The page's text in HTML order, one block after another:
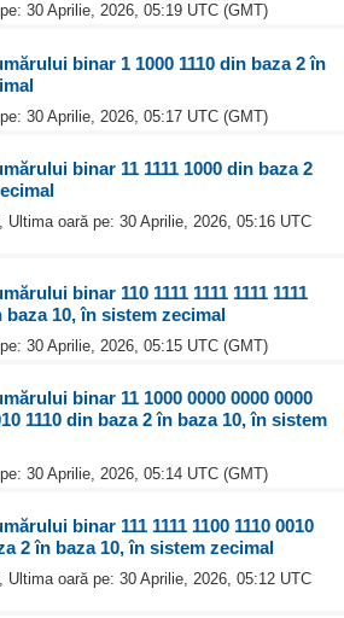
30 Aprilie, 2026, 05:19 UTC (GMT)
binar 1 1000 1110 din baza 2 în
30 Aprilie, 2026, 05:17 UTC (GMT)
binar 11 1111 1000 din baza 2
oară pe: 30 Aprilie, 2026, 05:16 UTC
binar 110 1111 1111 1111 1111
baza 10, în sistem zecimal
30 Aprilie, 2026, 05:15 UTC (GMT)
binar 11 1000 0000 0000 0000
1110 din baza 2 în baza 10, în sistem
30 Aprilie, 2026, 05:14 UTC (GMT)
binar 111 1111 1100 1110 0010
2 în baza 10, în sistem zecimal
oară pe: 30 Aprilie, 2026, 05:12 UTC